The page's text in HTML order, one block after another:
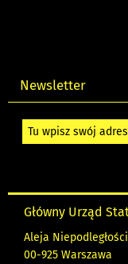
Newsletter
Główny Urząd
Aleja
00-925 Warszawa